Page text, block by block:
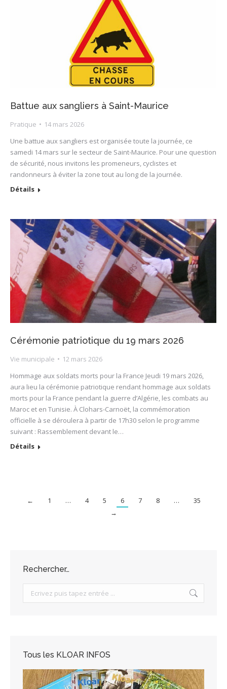
Battue aux sangliers à Saint-Maurice
Pratique
14 mars 2026
Une battue aux sangliers est organisée toute la journée, ce
samedi 14 mars sur le secteur de Saint-Maurice. Pour une question
de sécurité, nous invitons les promeneurs, cyclistes et
randonneurs à éviter la zone tout au long de la journée.
Détails
Cérémonie patriotique du 19 mars 2026
Vie municipale
12 mars 2026
Hommage aux soldats morts pour la France Jeudi 19 mars 2026,
aura lieu la cérémonie patriotique rendant hommage aux soldats
morts pour la France pendant la guerre d’Algérie, les combats au
Maroc et en Tunisie. À Clohars-Carnoët, la commémoration
officielle à se déroulera à partir de 17h30 selon le programme
suivant : Rassemblement devant le…
Détails
← 1 … 4 5 6 7 8 …
35
→
Rechercher…
Search:
Tous les KLOAR INFOS